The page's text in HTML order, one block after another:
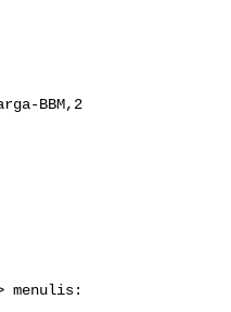
BBM,2
menulis: